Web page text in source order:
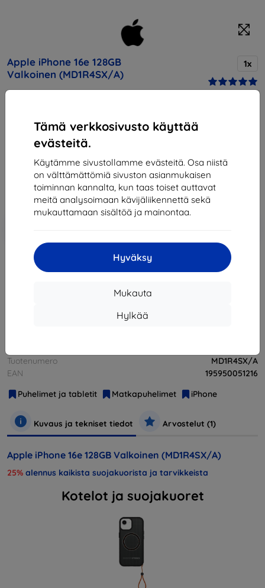
Tämä verkkosivusto käyttää
evästeitä.
Käytämme sivustollamme evästeitä. Osa niistä
on välttämättömiä sivuston asianmukaisen
toiminnan kannalta, kun taas toiset auttavat
meitä analysoimaan kävijäliikennettä sekä
mukauttamaan sisältöä ja mainontaa.
Hyväksy
Mukauta
Hylkää
Apple iPhone 16e 128GB
Valkoinen (MD1R4SX/A)
1x
lisävarusteista!
732,90 €
497,61 €
Loppuunmyyty
Tuotenumero
MD1R4SX/A
EAN
195950051216
Puhelimet ja tabletit
Matkapuhelimet iPhone
Kuvaus ja tekniset tiedot Arvostelut (1)
Apple iPhone 16e 128GB Valkoinen (MD1R4SX/A)
25% alennus kaikista suojakuorista ja tarvikkeista
Kotelot ja suojakuoret